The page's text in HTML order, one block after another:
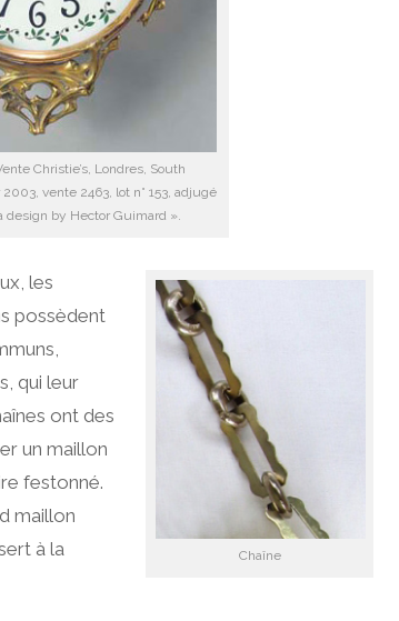
Christie’s, Londres, South
vente 2463, lot n° 153, adjugé
design by Hector Guimard ».
Chaîne
les
possèdent
qui leur
ont des
un maillon
festonné.
maillon
à la